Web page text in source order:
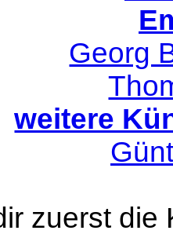
Georg
weitere
zuerst die